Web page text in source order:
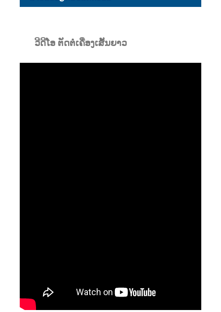
ວີດີໂອ ຕັດຕໍ່ເຄື່ອງເສັ້ນຍາວ